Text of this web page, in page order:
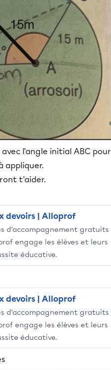
l'angle initial ABC pour
appliquer.
t'aider.
devoirs | Alloprof
d’accompagnement gratuits
engage les élèves et leurs
éducative.
devoirs | Alloprof
d’accompagnement gratuits
engage les élèves et leurs
éducative.